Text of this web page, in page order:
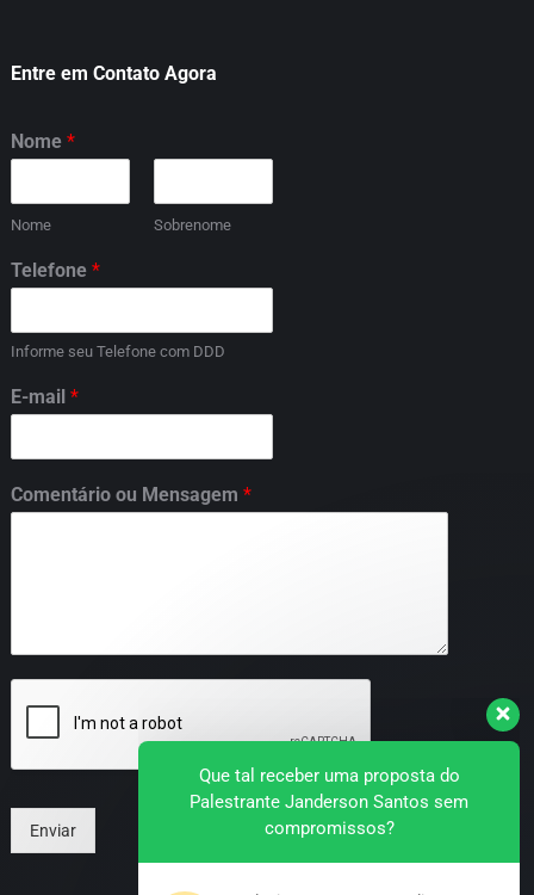
Entre em Contato Agora
Nome*
Nome Sobrenome
Telefone*
Informe seu Telefone com DDD
E-mail*
Comentário ou Mensagem*
Enviar
Que tal receber uma proposta do
Palestrante Janderson Santos sem
compromissos?